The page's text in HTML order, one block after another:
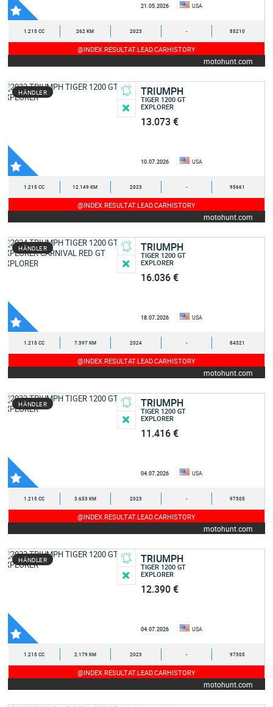
21.05.2026 USA
1.215 CC 262 KM 2023 - 85210
@INDEX.RESULTAT.LEAD.CARHISTORY
motohunt.com
HÄNDLER TRIUMPH
TIGER 1200 GT
EXPLORER
13.073 €
10.07.2026 USA
1.215 CC 12.149 KM 2023 - 95661
@INDEX.RESULTAT.LEAD.CARHISTORY
motohunt.com
HÄNDLER TRIUMPH
TIGER 1200 GT
EXPLORER
16.036 €
18.07.2026 USA
1.215 CC 7.397 KM 2024 - 84321
@INDEX.RESULTAT.LEAD.CARHISTORY
motohunt.com
HÄNDLER TRIUMPH
TIGER 1200 GT
EXPLORER
11.416 €
04.07.2026 USA
1.215 CC 3.653 KM 2023 - 97305
@INDEX.RESULTAT.LEAD.CARHISTORY
motohunt.com
HÄNDLER TRIUMPH
TIGER 1200 GT
EXPLORER
12.390 €
04.07.2026 USA
1.215 CC 2.179 KM 2023 - 97305
@INDEX.RESULTAT.LEAD.CARHISTORY
motohunt.com